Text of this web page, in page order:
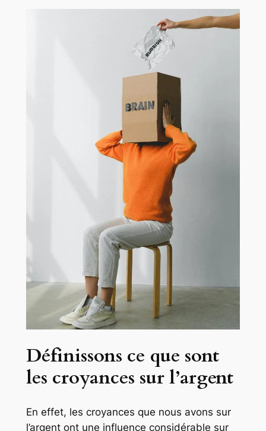
Définissons ce que sont
les croyances sur l’argent
En effet, les croyances que nous avons sur
l’argent ont une influence considérable sur